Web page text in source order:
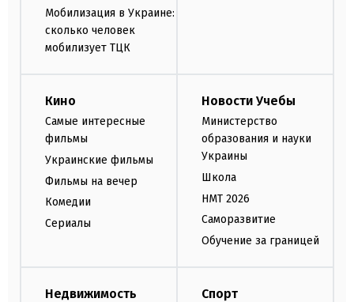
Мобилизация в Украине:
сколько человек
мобилизует ТЦК
Кино
Самые интересные
фильмы
Украинские фильмы
Фильмы на вечер
Комедии
Сериалы
Новости Учебы
Министерство
образования и науки
Украины
Школа
НМТ 2026
Саморазвитие
Обучение за границей
Недвижимость Спорт